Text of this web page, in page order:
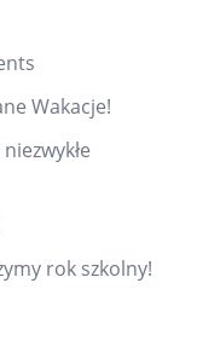
Wakacje!
rok szkolny!